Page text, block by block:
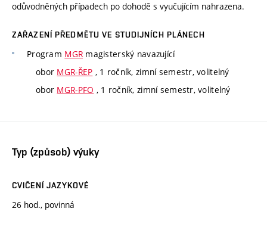
odůvodněných případech po dohodě s vyučujícím nahrazena.
ZAŘAZENÍ PŘEDMĚTU VE STUDIJNÍCH PLÁNECH
Program MGR magisterský navazující
obor MGR-ŘEP , 1 ročník, zimní semestr, volitelný
obor MGR-PFO , 1 ročník, zimní semestr, volitelný
Typ (způsob) výuky
CVIČENÍ JAZYKOVÉ
26 hod., povinná